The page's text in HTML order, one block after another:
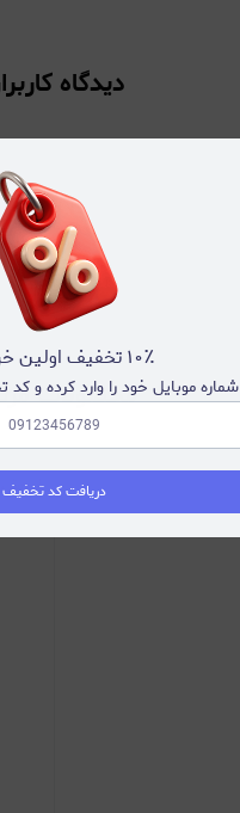
دیدگاه
محصولات
۱۰٪ تخفیف اولین خرید 🎉
شماره موبایل خود را وارد کرده و
دریافت کد تخفیف